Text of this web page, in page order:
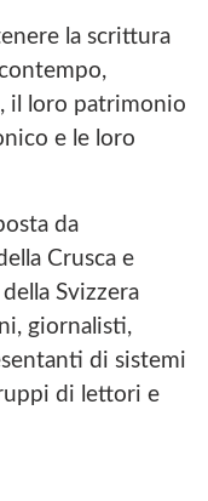
la scrittura
il loro patrimonio
e le loro
da
Crusca e
Svizzera
giornalisti,
di sistemi
di lettori e